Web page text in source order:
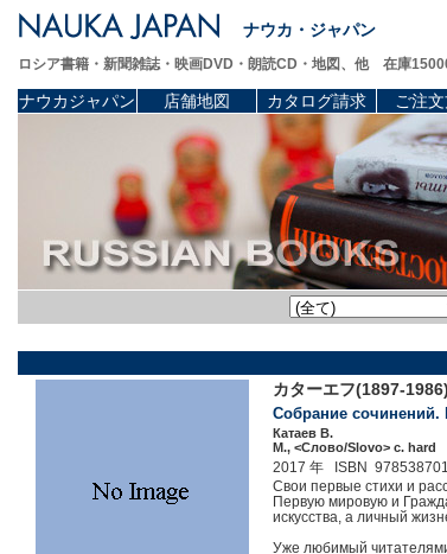
ナウカ・ジャパン
ロシア書籍・新聞雑誌・映画DVD・朗読CD・地図、他 在庫
ナウカジャパン 店舗地図 カタログ請求 ご注
カターエフ(1897-
Собрание сочинений.
Катаев В.
M., <Слово/Slovo> c. hard
2017 年 ISBN
Свои первые стихи и
Первую мировую и
искусства, а личный
Уже любимый